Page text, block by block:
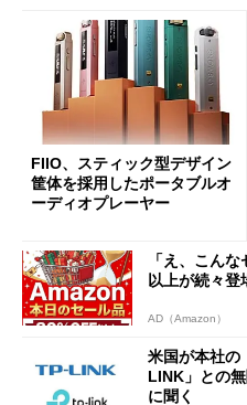
FIIO、スティック型デザイン
筐体を採用したポータブルオ
ーディオプレーヤー
「え、こん
以上が続々登
AD（Amazon）
米国が本社
LINK」との
に聞く